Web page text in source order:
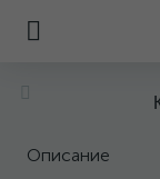
Описание